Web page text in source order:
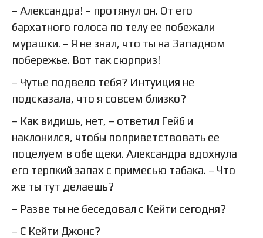
– Александра! – протянул он. От его
бархатного голоса по телу ее побежали
мурашки. – Я не знал, что ты на Западном
побережье. Вот так сюрприз!
– Чутье подвело тебя? Интуиция не
подсказала, что я совсем близко?
– Как видишь, нет, – ответил Гейб и
наклонился, чтобы поприветствовать ее
поцелуем в обе щеки. Александра вдохнула
его терпкий запах с примесью табака. – Что
же ты тут делаешь?
– Разве ты не беседовал с Кейти сегодня?
– С Кейти Джонс?